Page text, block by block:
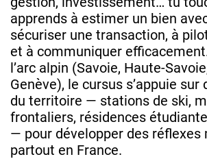
apprends à estimer un bien
sécuriser une transaction, à
et à communiquer
l’arc alpin (Savoie,
Genève), le cursus s’appuie sur
du territoire — stations de ski,
frontaliers, résidences
— pour développer des
partout en France.